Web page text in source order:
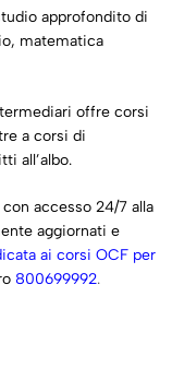
approfondito di
matematica
offre corsi
a corsi di
all’albo.
accesso 24/7 alla
aggiornati e
ai corsi OCF per
800699992.